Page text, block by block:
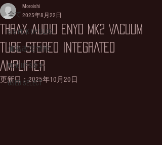
全て
SIS PICK UP BLOG
価格改定情報
PICK UP SIS X
USED SELECT
THRAX AUDIO ENYO MK2 VACUUM
TUBE STEREO INTEGRATED
AMPLIFIER
Moroishi
2025年8月22日
更新日：2025年10月20日